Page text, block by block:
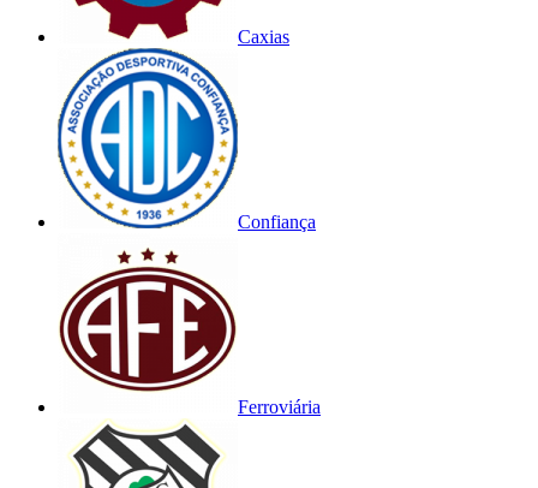
Caxias
Confiança
Ferroviária